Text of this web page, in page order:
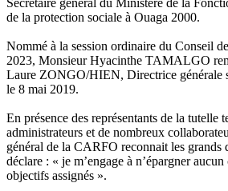
de la protection sociale à Ouaga 2000.
Nommé à la session ordinaire du Conseil
2023, Monsieur Hyacinthe TAMALGO
Laure ZONGO/HIEN, Directrice générale
le 8 mai 2019.
En présence des représentants de la tutelle
administrateurs et de nombreux
général de la CARFO reconnait les grands
déclare : « je m’engage à n’épargner
objectifs assignés ».